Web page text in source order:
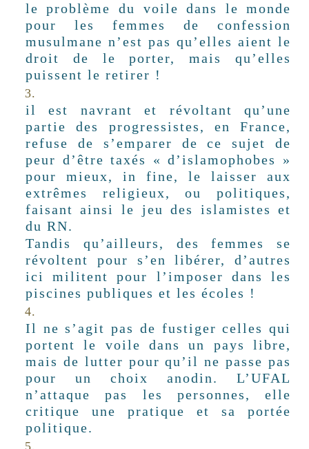
le problème du voile dans le monde
pour les femmes de confession
musulmane n’est pas qu’elles aient le
droit de le porter, mais qu’elles
puissent le retirer !
il est navrant et révoltant qu’une
partie des progressistes, en France,
refuse de s’emparer de ce sujet de
peur d’être taxés « d’islamophobes »
pour mieux, in fine, le laisser aux
extrêmes religieux, ou politiques,
faisant ainsi le jeu des islamistes et
du RN.
Tandis qu’ailleurs, des femmes se
révoltent pour s’en libérer, d’autres
ici militent pour l’imposer dans les
piscines publiques et les écoles !
Il ne s’agit pas de fustiger celles qui
portent le voile dans un pays libre,
mais de lutter pour qu’il ne passe pas
pour un choix anodin. L’UFAL
n’attaque pas les personnes, elle
critique une pratique et sa portée
politique.